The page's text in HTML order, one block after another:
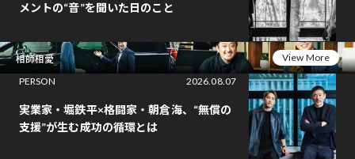
メントの“音”を聞いた日のこと
相師相愛
View More
PERSON
2026.08.07
実業家・堀鉄平×格闘家・朝倉海、“無償の
支援”が生む成功の循環とは